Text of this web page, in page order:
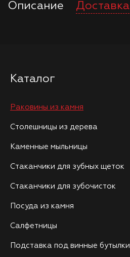
Описание Доставка
Каталог
Раковины из камня
Столешницы из дерева
Каменные мыльницы
Стаканчики для зубных щеток
Стаканчики для зубочисток
Посуда из камня
Салфетницы
Подставка под винные бутылки